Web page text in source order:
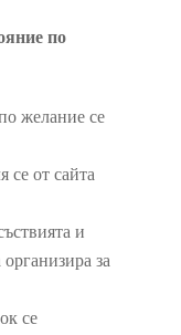
по
желание се
се от сайта
и
за
се